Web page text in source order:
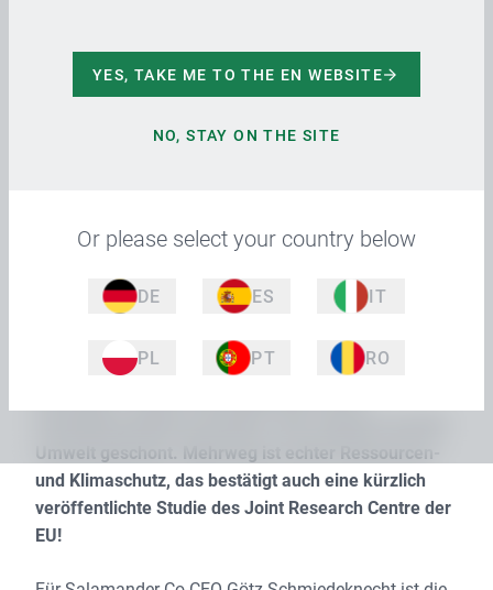
YES, TAKE ME TO THE EN WEBSITE
NO, STAY ON THE SITE
Or please select your country below
DE ES IT
PL PT RO
klimaneutralen
Unternehmen
Türkheim, Juni 2024: Im Rahmen seiner
Verpackungsmaterial für die Anlieferung von
robuste Boxen aus recyceltem Kunststoff um. Das
Verpackungsunternehmen Orbis Europe liefert die
Boxen. Sie sind langfristig einsetzbar, so dass sich
die Investition im 6-stelligen Bereich mittelfristig
Umwelt geschont. Mehrweg ist echter Ressourcen-
und Klimaschutz, das bestätigt auch eine kürzlich
veröffentlichte Studie des Joint Research Centre der
EU!